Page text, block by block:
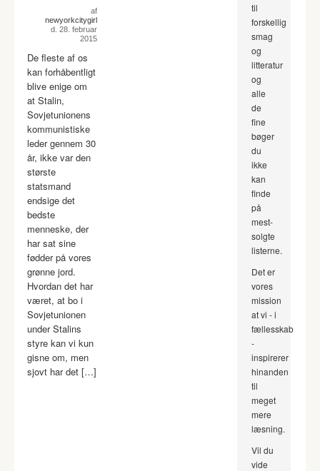
af
newyorkcitygirl
d. 28. februar
2015
De fleste af os
kan forhåbentligt
blive enige om
at Stalin,
Sovjetunionens
kommunistiske
leder gennem 30
år, ikke var den
største
statsmand
endsige det
bedste
menneske, der
har sat sine
fødder på vores
grønne jord.
Hvordan det har
været, at bo i
Sovjetunionen
under Stalins
styre kan vi kun
gisne om, men
sjovt har det […]
til
forskellig
smag
og
litteratur
og
alle
de
fine
bøger
du
ikke
kan
finde
på
mest-
solgte
listerne.
Det er
vores
mission
at vi - i
fællesskab
-
inspirerer
hinanden
til
meget
mere
læsning.
Vil du
vide